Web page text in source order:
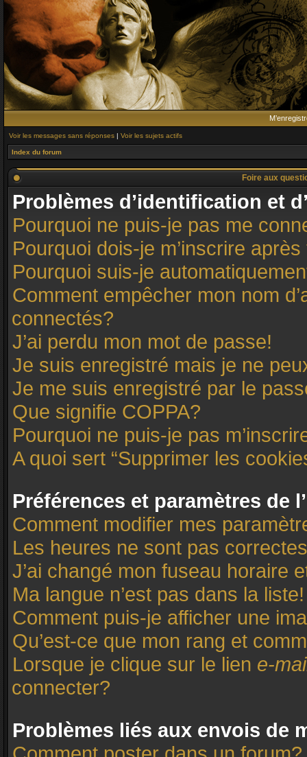
Voir les messages sans réponses | Voir les sujets actifs
Index du forum
Foire aux
Problèmes d’identification et
Pourquoi ne puis-je pas me
Pourquoi dois-je m’inscrire après
Pourquoi suis-je
Comment empêcher mon nom
connectés?
J’ai perdu mon mot de passe!
Je suis enregistré mais je ne
Je me suis enregistré par le
Que signifie COPPA?
Pourquoi ne puis-je pas
A quoi sert “Supprimer les
Préférences et paramètres de
Comment modifier mes
Les heures ne sont pas
J’ai changé mon fuseau horaire
Ma langue n’est pas dans la liste!
Comment puis-je afficher une
Qu’est-ce que mon rang et
Lorsque je clique sur le lien e-
connecter?
Problèmes liés aux envois de